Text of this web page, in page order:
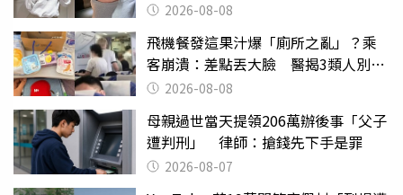
2026-08-08
飛機餐發這果汁爆「廁所之亂」？乘
客崩潰：差點丟大臉 醫揭3類人別亂
喝 2026-08-08
母親過世當天提領206萬辦後事「父子
遭判刑」 律師：搶錢先下手是罪
2026-08-07